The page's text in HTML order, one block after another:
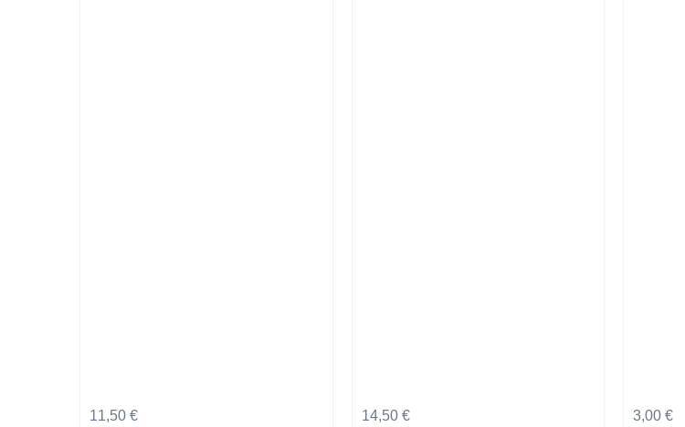
11,50 € 14,50 € 3,00 €